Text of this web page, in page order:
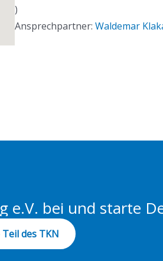
)
Ansprechpartner: Waldemar
bei und starte
des TKN